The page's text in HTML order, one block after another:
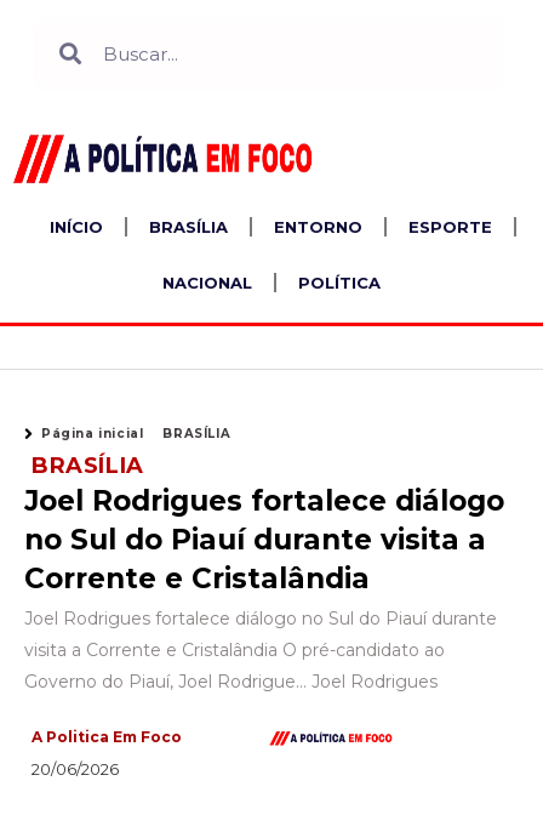
INÍCIO BRASÍLIA ENTORNO ESPORTE
NACIONAL POLÍTICA
Página inicial BRASÍLIA
BRASÍLIA
Joel Rodrigues fortalece diálogo
no Sul do Piauí durante visita a
Corrente e Cristalândia
Joel Rodrigues fortalece diálogo no Sul do Piauí durante
visita a Corrente e Cristalândia O pré-candidato ao
Governo do Piauí, Joel Rodrigue… Joel Rodrigues
A Politica Em Foco
20/06/2026